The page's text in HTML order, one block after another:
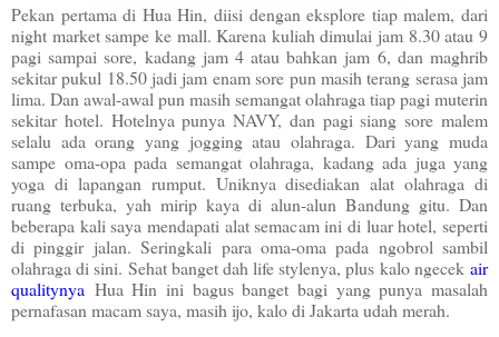
Pekan pertama di Hua Hin, diisi dengan eksplore tiap malem, dari
night market sampe ke mall. Karena kuliah dimulai jam 8.30 atau 9
pagi sampai sore, kadang jam 4 atau bahkan jam 6, dan maghrib
sekitar pukul 18.50 jadi jam enam sore pun masih terang serasa jam
lima. Dan awal-awal pun masih semangat olahraga tiap pagi muterin
sekitar hotel. Hotelnya punya NAVY, dan pagi siang sore malem
selalu ada orang yang jogging atau olahraga. Dari yang muda
sampe oma-opa pada semangat olahraga, kadang ada juga yang
yoga di lapangan rumput. Uniknya disediakan alat olahraga di
ruang terbuka, yah mirip kaya di alun-alun Bandung gitu. Dan
beberapa kali saya mendapati alat semacam ini di luar hotel, seperti
di pinggir jalan. Seringkali para oma-oma pada ngobrol sambil
olahraga di sini. Sehat banget dah life stylenya, plus kalo ngecek air
qualitynya Hua Hin ini bagus banget bagi yang punya masalah
pernafasan macam saya, masih ijo, kalo di Jakarta udah merah.